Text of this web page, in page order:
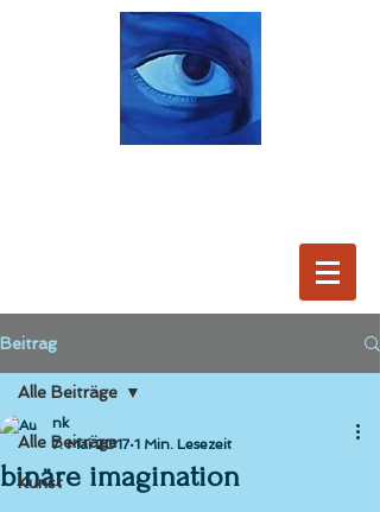
Beitrag
Alle Beiträge
Kunst
Alle Beiträge
binäre imagination
nk
7. Mai 2017 1 Min. Lesezeit